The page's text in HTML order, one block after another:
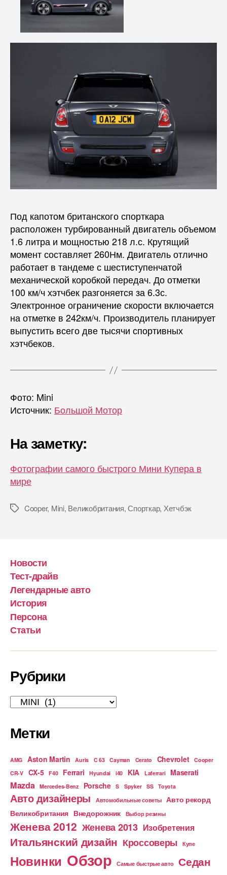
Под капотом британского спорткара
расположен турбированный двигатель объемом
1.6 литра и мощностью 218 л.с. Крутящий
момент составляет 260Нм. Двигатель отлично
работает в тандеме с шестиступенчатой
механической коробкой передач. До отметки
100 км/ч хэтчбек разгоняется за 6.3с.
Электронное ограничение скорости включается
на отметке в 242км/ч. Производитель планирует
выпустить всего две тысячи спортивных
хэтчбеков.
Фото: Mini
Источник: Большой Мотор
На заметку:
Фотографии самого быстрого Мини Купера в
мире
МеткиCooper, Mini, Великобритания,Спорткар, Хетчбэк
Новости
Тест-драйв
Легендарные авто
История
Персона
Статьи
Рубрики
Рубрики
Метки
AMG Aston Martin Auris C 63 Cayman Cerato Chevrolet
Cooper
CR-V
CX-5 F40 Ferrari Hyundai i40 KIA Laferrari Maserati
Mazda Mercedes-Benz Porsche S Spyker SS Toyota
Авто дизайнеры Автомобильные советы
Авто рекорд
Великобритания Внедорожник Выбор резины
Женева 2012 Женева 2013 Изобретения
Итальянский дизайн Кроссоверы Купе
Новинки Обзор Самые быстрые авто Седан